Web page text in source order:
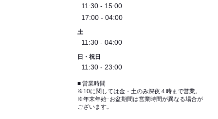
11:30 - 15:00
17:00 - 04:00
土
11:30 - 04:00
日・祝日
11:30 - 23:00
■ 営業時間
※10に関しては金・土のみ深夜４時まで営業。
※年末年始･お盆期間は営業時間が異なる場合が
ございます｡